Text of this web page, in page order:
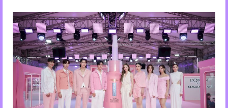
นิ
ชา
นันท์
มาลา
ผู้
เข้า
ประกวด
Mrs.
Thailand
World
2025
ตัวแทน
จังหวัด